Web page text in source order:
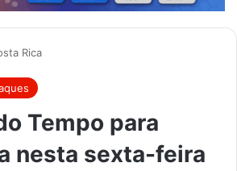
Rica
Tempo para
nesta sexta-feira